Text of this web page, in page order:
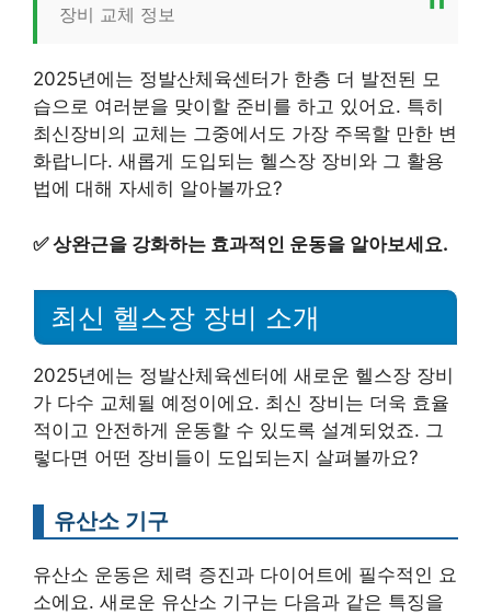
장비 교체 정보
2025년에는 정발산체육센터가 한층 더 발전된 모
습으로 여러분을 맞이할 준비를 하고 있어요. 특히
최신장비의 교체는 그중에서도 가장 주목할 만한 변
화랍니다. 새롭게 도입되는 헬스장 장비와 그 활용
법에 대해 자세히 알아볼까요?
✅상완근을 강화하는 효과적인 운동을 알아보세요.
최신 헬스장 장비 소개
2025년에는 정발산체육센터에 새로운 헬스장 장비
가 다수 교체될 예정이에요. 최신 장비는 더욱 효율
적이고 안전하게 운동할 수 있도록 설계되었죠. 그
렇다면 어떤 장비들이 도입되는지 살펴볼까요?
유산소 기구
유산소 운동은 체력 증진과 다이어트에 필수적인 요
소에요. 새로운 유산소 기구는 다음과 같은 특징을